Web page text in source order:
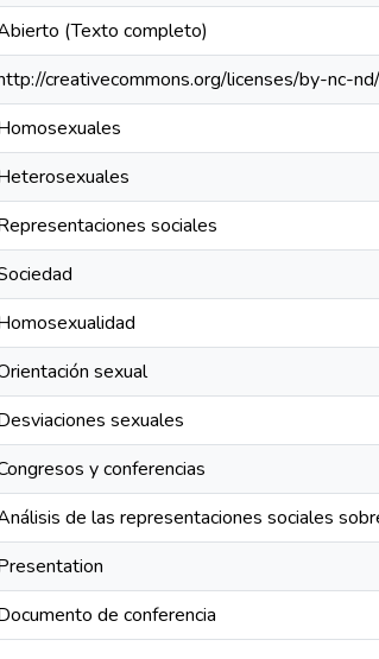
(Texto completo)
creativecommons.org/licenses/by-nc-
sociales
sexual
sexuales
y conferencias
de las representaciones sociales
de conferencia